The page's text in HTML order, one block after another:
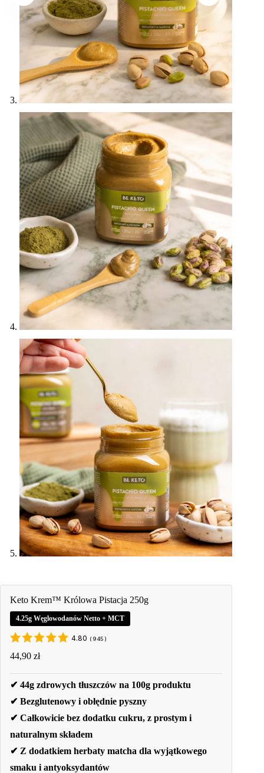
Keto Krem™ Królowa Pistacja 250g
4.25g Węglowodanów Netto + MCT
4.80 ( 945 )
44,90 zł
✔ 44g zdrowych tłuszczów na 100g produktu
✔ Bezglutenowy i obłędnie pyszny
✔ Całkowicie bez dodatku cukru, z prostym i
naturalnym składem
✔ Z dodatkiem herbaty matcha dla wyjątkowego
smaku i antyoksydantów